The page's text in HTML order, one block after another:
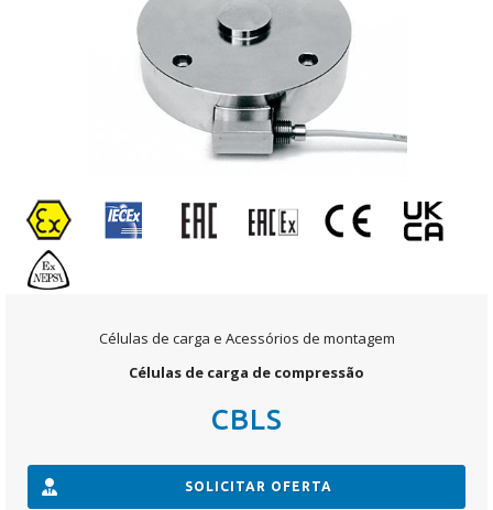
PORTUGUÊS
Células de carga e Acessórios de montagem
Células de carga de compressão
CBLS
SOLICITAR OFERTA